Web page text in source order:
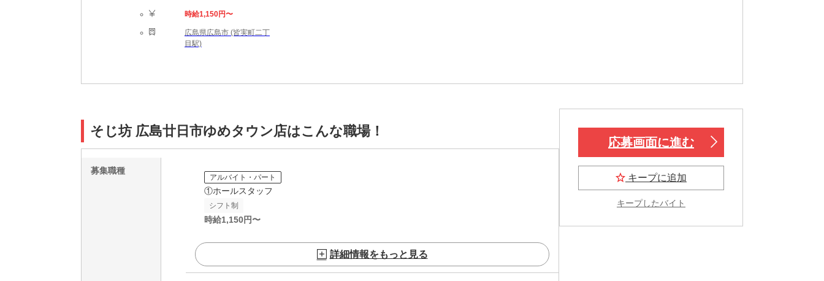
時給1,150円〜
広島県広島市 (皆実町二丁
目駅)
そじ坊 広島廿日市ゆめタウン店はこんな職場！
募集職種
アルバイト・パート
①ホールスタッフ
シフト制
時給1,150円〜
詳細情報をもっと見る
応募画面に進む
キープに追加
キープしたバイト